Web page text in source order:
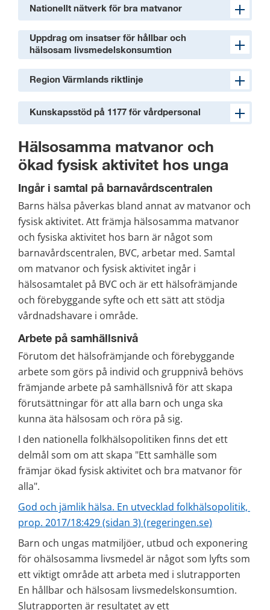
Nationellt nätverk för bra matvanor
Uppdrag om insatser för hållbar och
hälsosam livsmedelskonsumtion
Region Värmlands riktlinje
Kunskapsstöd på 1177 för vårdpersonal
Hälsosamma matvanor och
ökad fysisk aktivitet hos unga
Ingår i samtal på barnavårdscentralen
Barns hälsa påverkas bland annat av matvanor och
fysisk aktivitet. Att främja hälsosamma matvanor
och fysiska aktivitet hos barn är något som
barnavårdscentralen, BVC, arbetar med. Samtal
om matvanor och fysisk aktivitet ingår i
hälsosamtalet på BVC och är ett hälsofrämjande
och förebyggande syfte och ett sätt att stödja
vårdnadshavare i område.
Arbete på samhällsnivå
Förutom det hälsofrämjande och förebyggande
arbete som görs på individ och gruppnivå behövs
främjande arbete på samhällsnivå för att skapa
förutsättningar för att alla barn och unga ska
kunna äta hälsosam och röra på sig.
I den nationella folkhälsopolitiken finns det ett
delmål som om att skapa "Ett samhälle som
främjar ökad fysisk aktivitet och bra matvanor för
alla".
God och jämlik hälsa. En utvecklad folkhälsopolitik,
prop. 2017/18:429 (sidan 3) (regeringen.se)
Barn och ungas matmiljöer, utbud och exponering
för ohälsosamma livsmedel är något som lyfts som
ett viktigt område att arbeta med i slutrapporten
En hållbar och hälsosam livsmedelskonsumtion.
Slutrapporten är resultatet av ett